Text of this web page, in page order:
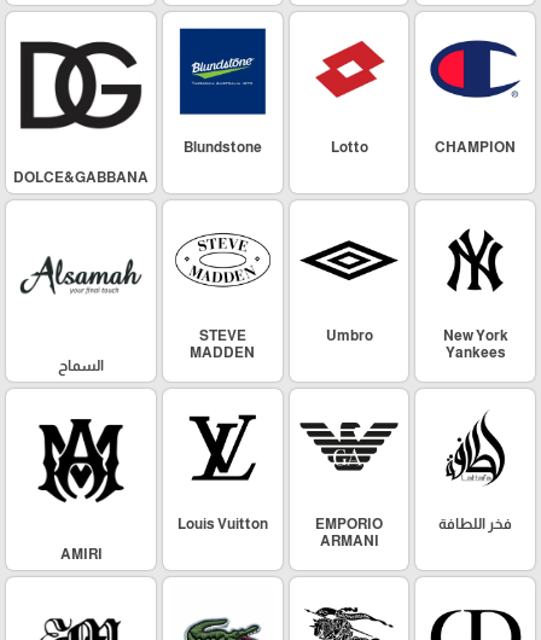
CHAMPION
Lotto
Blundstone
DOLCE&GABBANA
New York
Yankees
Umbro
STEVE
MADDEN
السماح
فخر اللطافة
EMPORIO
ARMANI
Louis Vuitton
AMIRI